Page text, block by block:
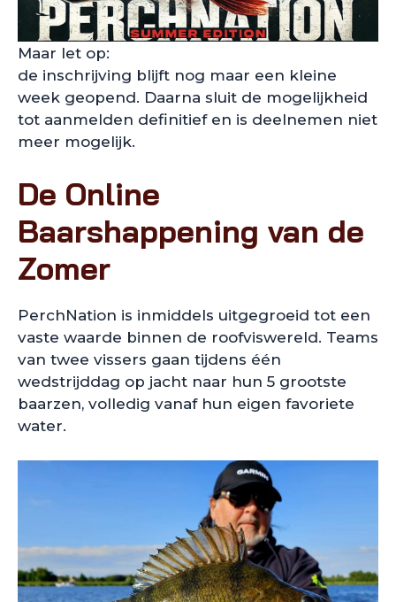
Maar let op:
de inschrijving blijft nog maar een kleine
week geopend. Daarna sluit de mogelijkheid
tot aanmelden definitief en is deelnemen niet
meer mogelijk.
De Online
Baarshappening van de
Zomer
PerchNation is inmiddels uitgegroeid tot een
vaste waarde binnen de roofviswereld. Teams
van twee vissers gaan tijdens één
wedstrijddag op jacht naar hun 5 grootste
baarzen, volledig vanaf hun eigen favoriete
water.